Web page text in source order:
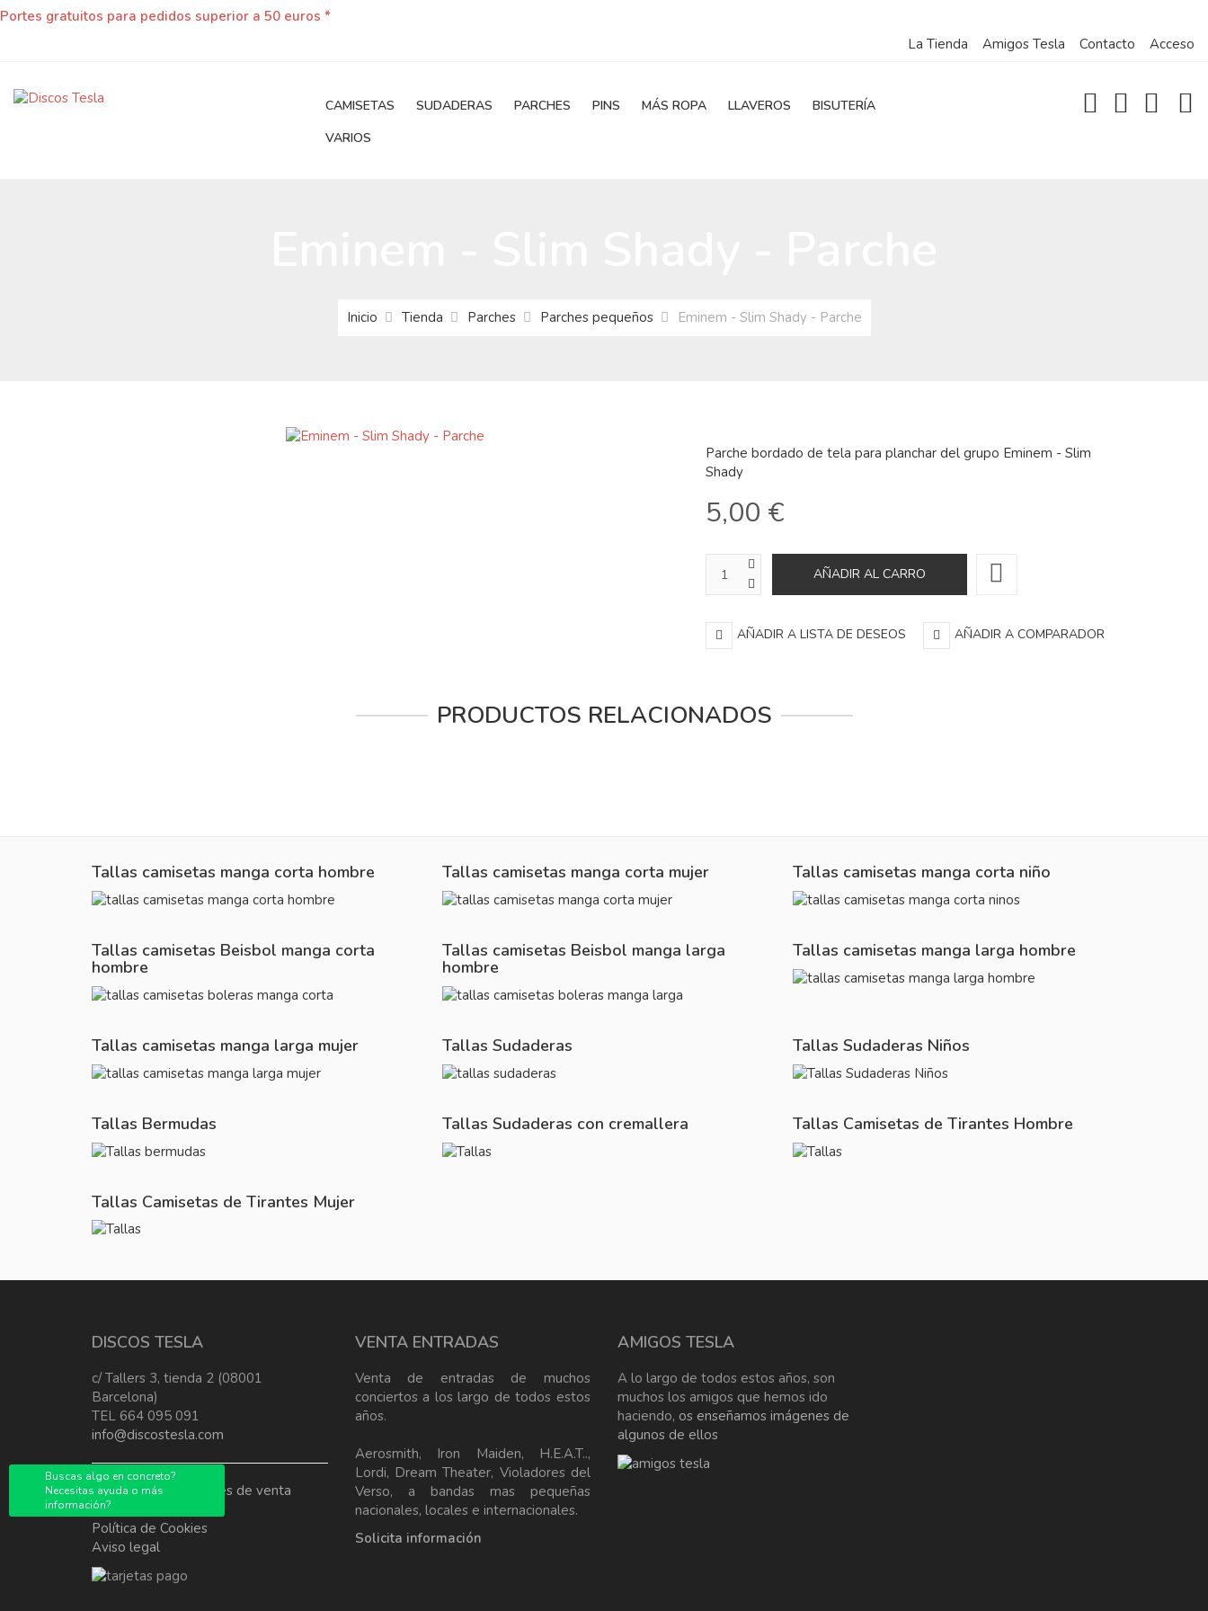
Portes gratuitos para pedidos superior a 50 euros *
La Tienda
Amigos Tesla Contacto Acceso
CAMISETAS SUDADERAS PARCHES PINS MÁS ROPA LLAVEROS
BISUTERÍA
VARIOS
Buscas algo en concreto?
Necesitas ayuda o más
información?
Inicio Tienda Parches Parches pequeños Eminem - Slim Shady - Parche
Parche bordado de tela para planchar del grupo Eminem - Slim
Shady
5,00 €
AÑADIR A LISTA DE DESEOS AÑADIR A COMPARADOR
PRODUCTOS RELACIONADOS
Tallas camisetas manga corta hombre Tallas camisetas manga corta mujer Tallas camisetas manga corta niño
Tallas camisetas Beisbol manga corta
hombre
Tallas camisetas Beisbol manga larga
hombre
Tallas camisetas manga larga hombre
Tallas camisetas manga larga mujer Tallas Sudaderas Tallas Sudaderas Niños
Tallas Bermudas Tallas Sudaderas con cremallera Tallas Camisetas de Tirantes Hombre
Tallas Camisetas de Tirantes Mujer
DISCOS TESLA
c/ Tallers 3, tienda 2 (08001
Barcelona)
TEL 664 095 091
info@discostesla.com
Terminos y condiciones de venta
Política de Privacidad
Política de Cookies
Aviso legal
VENTA ENTRADAS
Venta de entradas de muchos
conciertos a los largo de todos estos
años.
Aerosmith, Iron Maiden, H.E.A.T..,
Lordi, Dream Theater, Violadores del
Verso, a bandas mas pequeñas
nacionales, locales e internacionales.
Solicita información
AMIGOS TESLA
A lo largo de todos estos años, son
muchos los amigos que hemos ido
haciendo, os enseñamos imágenes de
algunos de ellos